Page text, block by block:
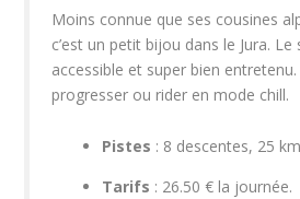
Moins connue que ses cousines
c’est un petit bijou dans le Jura.
accessible et super bien
progresser ou rider en mode chill.
Pistes : 8 descentes, 25
Tarifs : 26.50 € la journée.